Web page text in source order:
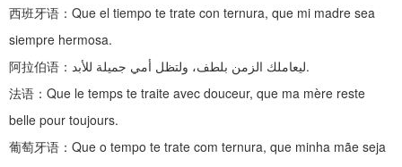
西班牙语： Que el tiempo te trate con ternura, que mi madre sea
siempre hermosa.
阿拉伯语：
ليعاملك الزمن بلطف، ولتظل أمي جميلة للأبد.
法语： Que le temps te traite avec douceur, que ma mère reste
belle pour toujours.
葡萄牙语： Que o tempo te trate com ternura, que minha mãe seja